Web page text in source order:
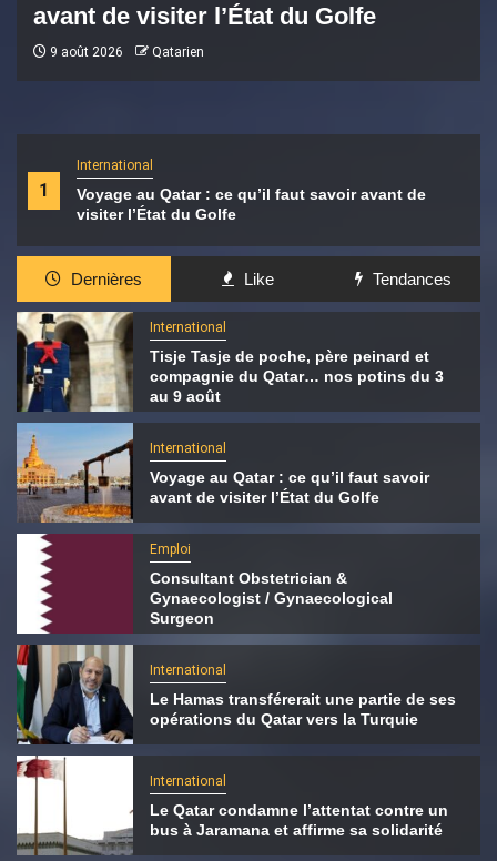
1
International
Voyage au Qatar : ce qu’il faut savoir avant de
visiter l’État du Golfe
avant de visiter l’État du Golfe
9 août 2026 Qatarien
Dernières Like Tendances
International
Tisje Tasje de poche, père peinard et
compagnie du Qatar… nos potins du 3
au 9 août
International
Voyage au Qatar : ce qu’il faut savoir
avant de visiter l’État du Golfe
Emploi
Consultant Obstetrician &
Gynaecologist / Gynaecological
Surgeon
International
Le Hamas transférerait une partie de ses
opérations du Qatar vers la Turquie
International
Le Qatar condamne l’attentat contre un
bus à Jaramana et affirme sa solidarité